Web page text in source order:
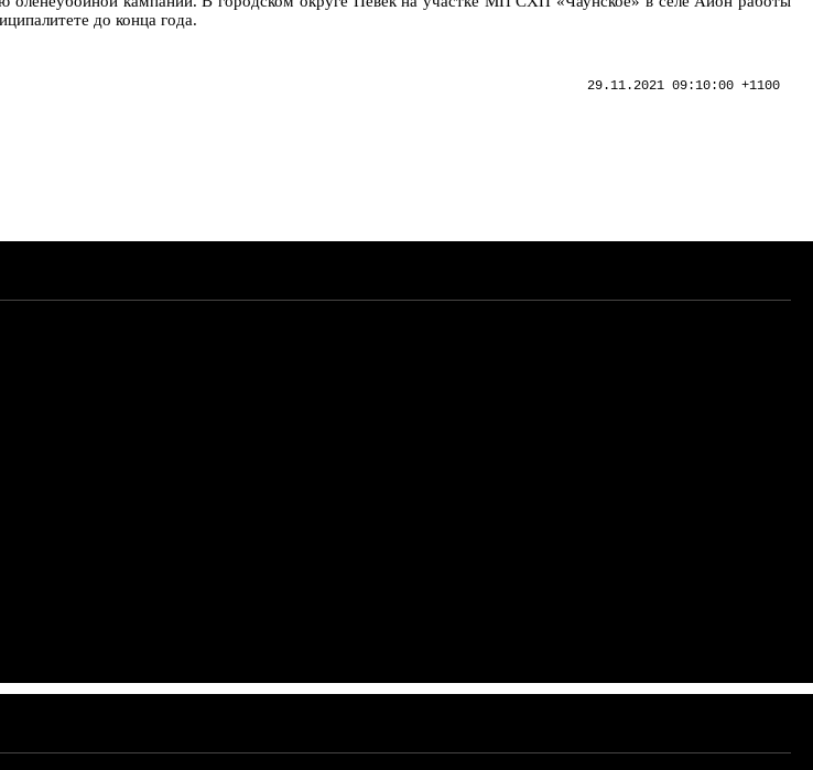
до конца года.
29.11.2021 09:10:00 +1100